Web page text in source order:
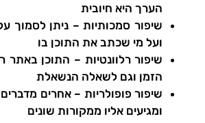
הערך היא חיובית
שיפור סמכותיות – ניתן לסמוך
ועל מי שכתב את התוכן בו
שיפור רלוונטיות – התוכן באתר
הזמן וגם לשאלה הנשאלת
שיפור פופולריות – אחרים
ומגיעים אליו ממקורות שונים